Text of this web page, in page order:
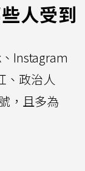
人受到
Instagram
、政治人
，且多為